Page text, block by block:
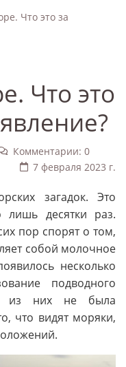
Что это за
Что это
Комментарии: 0
7 февраля 2023 г.
загадок. Это
лишь десятки раз.
пор спорят о том,
собой молочное
несколько
подводного
из них не была
что видят моряки,